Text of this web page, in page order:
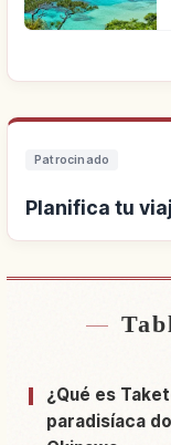
Patrocinado
Planifica tu
Buscar
Buscar
¿Qué es
paradisíaca